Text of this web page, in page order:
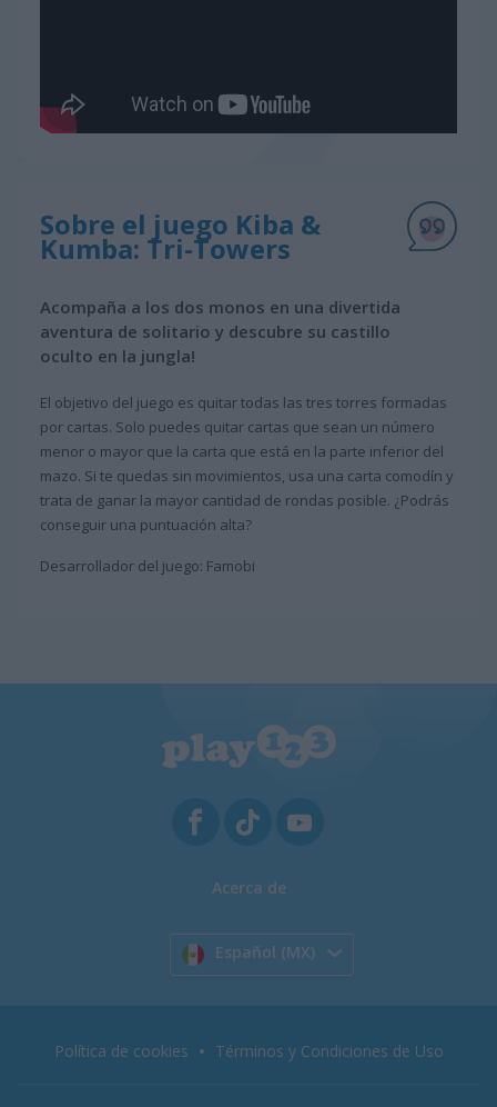
Sobre el juego Kiba &
Kumba: Tri-Towers
Acompaña a los dos monos en una divertida
aventura de solitario y descubre su castillo
oculto en la jungla!
El objetivo del juego es quitar todas las tres torres formadas
por cartas. Solo puedes quitar cartas que sean un número
menor o mayor que la carta que está en la parte inferior del
mazo. Si te quedas sin movimientos, usa una carta comodín y
trata de ganar la mayor cantidad de rondas posible. ¿Podrás
conseguir una puntuación alta?
Desarrollador del juego: Famobi
Acerca de
Español (MX)
Política de cookies Términos y Condiciones de Uso